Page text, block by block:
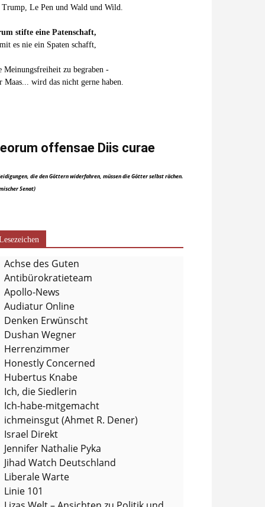
Trump, Le Pen und Wald und Wild.
stifte eine Patenschaft,
es nie ein Spaten schafft,
Meinungsfreiheit zu begraben -
Maas... wird das nicht gerne haben.
offensae Diis curae
die den Göttern widerfahren, müssen die Götter selbst rächen.
Senat)
Achse des Guten
Antibürokratieteam
Apollo-News
Audiatur Online
Denken Erwünscht
Dushan Wegner
Herrenzimmer
Honestly Concerned
Hubertus Knabe
Ich, die Siedlerin
Ich-habe-mitgemacht
ichmeinsgut (Ahmet R. Dener)
Israel Direkt
Jennifer Nathalie Pyka
Jihad Watch Deutschland
Liberale Warte
Linie 101